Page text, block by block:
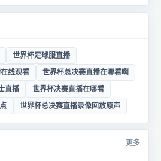
世界杯足球服直播
线观看
世界杯总决赛直播在哪看啊
直播
世界杯决赛直播在哪看
世界杯总决赛直播录像回放原声
更多